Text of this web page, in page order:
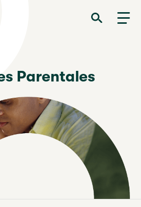
Desarrollo de la Primera Infancia
Parentales